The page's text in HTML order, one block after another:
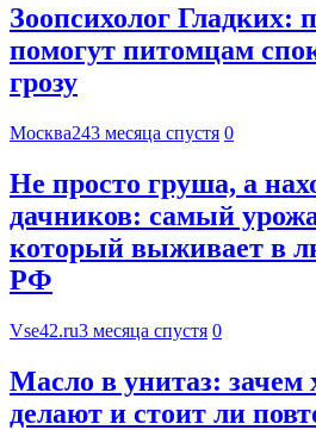
Зоопсихолог
помогут питомцам
грозу
Москва243 месяца спустя 0
Не просто груша, а
дачников: самый
который выживает в
РФ
Vse42.ru3 месяца спустя 0
Масло в унитаз: зачем
делают и стоит ли